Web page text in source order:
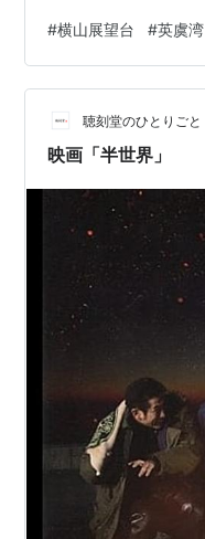
#横山展望台 #英虞湾
聴刻堂のひとりごと
映画「半世界」